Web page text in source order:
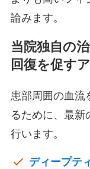
論みます。
当院独自の
回復を促す
患部周囲の血流
るために、最新
行います。
ディープテ